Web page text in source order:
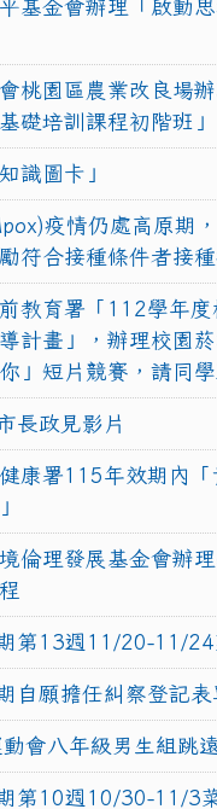
基金會辦理「啟動
桃園區農業改良場
礎培訓課程初階班」
識圖卡」
疫情仍處高原期
符合接種條件者接
教育署「112學年度
計畫」，辦理校園菸
」短片競賽，請同
長政見影片
康署115年效期內「
倫理發展基金會辦
第13週11/20-11/24
自願擔任糾察登記表
會八年級男生組跳
第10週10/30-11/3